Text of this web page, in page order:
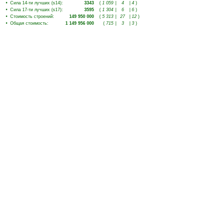
• Сила 14-ти лучших (s14): 3343 ( 1 059 4 4 )
• Сила 17-ти лучших (s17): 3595 ( 1 304 6 6 )
• Стоимость строений: 149 950 000 ( 5 313 27 12 )
• Общая стоимость: 1 149 956 000 ( 715 3 3 )